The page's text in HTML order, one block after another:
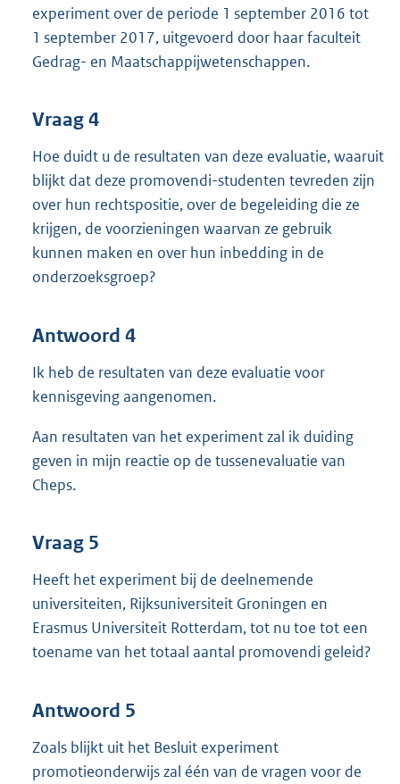
experiment over de periode 1 september 2016 tot
1 september 2017, uitgevoerd door haar faculteit
Gedrag- en Maatschappijwetenschappen.
Vraag 4
Hoe duidt u de resultaten van deze evaluatie, waaruit
blijkt dat deze promovendi-studenten tevreden zijn
over hun rechtspositie, over de begeleiding die ze
krijgen, de voorzieningen waarvan ze gebruik
kunnen maken en over hun inbedding in de
onderzoeksgroep?
Antwoord 4
Ik heb de resultaten van deze evaluatie voor
kennisgeving aangenomen.
Aan resultaten van het experiment zal ik duiding
geven in mijn reactie op de tussenevaluatie van
Cheps.
Vraag 5
Heeft het experiment bij de deelnemende
universiteiten, Rijksuniversiteit Groningen en
Erasmus Universiteit Rotterdam, tot nu toe tot een
toename van het totaal aantal promovendi geleid?
Antwoord 5
Zoals blijkt uit het Besluit experiment
promotieonderwijs zal één van de vragen voor de